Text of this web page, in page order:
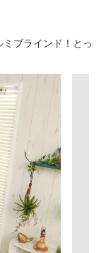
ブラインド！とっ